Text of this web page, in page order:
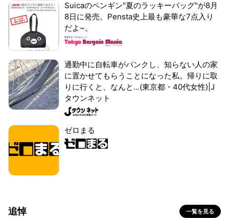
Suicaのペンギン"夏のラッキーバッグ"が8月
8日に発売。Pensta史上最も豪華な7点入り
だよ~。
通勤中に自転車がパンクし、知らない人の家
に置かせてもらうことになった私。帰りに取
りに行くと、なんと...(東京都・40代女性)|J
タウンネット
ゼロまる
追悼 一覧を見る